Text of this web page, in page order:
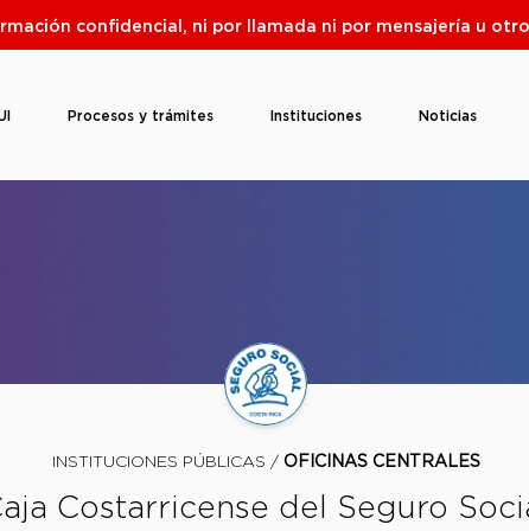
confidencial, ni por llamada ni por mensajería u
Procesos y trámites Instituciones Noticias
INSTITUCIONES PÚBLICAS / OFICINAS CENTRALES
Costarricense del Seguro